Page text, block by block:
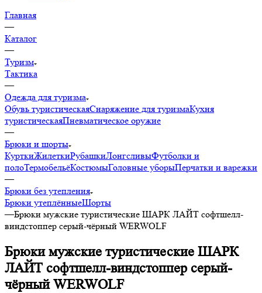
Главная
—
Каталог
—
Туризм
Тактика
—
Одежда для туризма
Обувь туристическаяСнаряжение для туризмаКухня
туристическаяПневматическое оружие
—
Брюки и шорты
КурткиЖилеткиРубашкиЛонгсливыФутболки и
полоТермобельёКостюмыГоловные уборыПерчатки и варежки
—
Брюки без утепления
Брюки утеплённыеШорты
—Брюки мужские туристические ШАРК ЛАЙТ софтшелл-
виндстоппер серый-чёрный WERWOLF
Брюки мужские туристические ШАРК
ЛАЙТ софтшелл-виндстоппер серый-
чёрный WERWOLF